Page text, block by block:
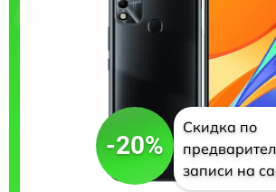
-20%
Скидка по
записи на